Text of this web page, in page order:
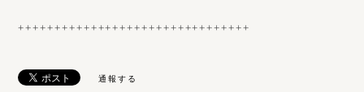
++++++++++++++++++++++++++++++++
通報する